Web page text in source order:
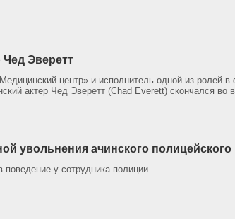
Эверетт
центр» и исполнитель одной из ролей
актер Чед Эверетт (Chad Everett) скончался во
увольнения ачинского полицейского
поведение у сотрудника полиции.